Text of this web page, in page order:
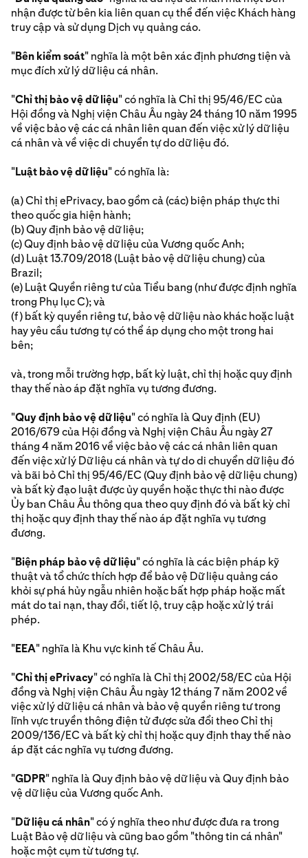
nhận được từ bên kia liên quan cụ thể đến việc Khách hàng
truy cập và sử dụng Dịch vụ quảng cáo.
"Bên kiểm soát" nghĩa là một bên xác định phương tiện và
mục đích xử lý dữ liệu cá nhân.
"Chỉ thị bảo vệ dữ liệu" có nghĩa là Chỉ thị 95/46/EC của
Hội đồng và Nghị viện Châu Âu ngày 24 tháng 10 năm 1995
về việc bảo vệ các cá nhân liên quan đến việc xử lý dữ liệu
cá nhân và về việc di chuyển tự do dữ liệu đó.
"Luật bảo vệ dữ liệu" có nghĩa là:
(a) Chỉ thị ePrivacy, bao gồm cả (các) biện pháp thực thi
theo quốc gia hiện hành;
(b) Quy định bảo vệ dữ liệu;
(c) Quy định bảo vệ dữ liệu của Vương quốc Anh;
(d) Luật 13.709/2018 (Luật bảo vệ dữ liệu chung) của
Brazil;
(e) Luật Quyền riêng tư của Tiểu bang (như được định nghĩa
trong Phụ lục C); và
(f) bất kỳ quyền riêng tư, bảo vệ dữ liệu nào khác hoặc luật
hay yêu cầu tương tự có thể áp dụng cho một trong hai
bên;
và, trong mỗi trường hợp, bất kỳ luật, chỉ thị hoặc quy định
thay thế nào áp đặt nghĩa vụ tương đương.
"Quy định bảo vệ dữ liệu" có nghĩa là Quy định (EU)
2016/679 của Hội đồng và Nghị viện Châu Âu ngày 27
tháng 4 năm 2016 về việc bảo vệ các cá nhân liên quan
đến việc xử lý Dữ liệu cá nhân và tự do di chuyển dữ liệu đó
và bãi bỏ Chỉ thị 95/46/EC (Quy định bảo vệ dữ liệu chung)
và bất kỳ đạo luật được ủy quyền hoặc thực thi nào được
Ủy ban Châu Âu thông qua theo quy định đó và bất kỳ chỉ
thị hoặc quy định thay thế nào áp đặt nghĩa vụ tương
đương.
"Biện pháp bảo vệ dữ liệu" có nghĩa là các biện pháp kỹ
thuật và tổ chức thích hợp để bảo vệ Dữ liệu quảng cáo
khỏi sự phá hủy ngẫu nhiên hoặc bất hợp pháp hoặc mất
mát do tai nạn, thay đổi, tiết lộ, truy cập hoặc xử lý trái
phép.
"EEA" nghĩa là Khu vực kinh tế Châu Âu.
"Chỉ thị ePrivacy" có nghĩa là Chỉ thị 2002/58/EC của Hội
đồng và Nghị viện Châu Âu ngày 12 tháng 7 năm 2002 về
việc xử lý dữ liệu cá nhân và bảo vệ quyền riêng tư trong
lĩnh vực truyền thông điện tử được sửa đổi theo Chỉ thị
2009/136/EC và bất kỳ chỉ thị hoặc quy định thay thế nào
áp đặt các nghĩa vụ tương đương.
"GDPR" nghĩa là Quy định bảo vệ dữ liệu và Quy định bảo
vệ dữ liệu của Vương quốc Anh.
"Dữ liệu cá nhân" có ý nghĩa theo như được đưa ra trong
Luật Bảo vệ dữ liệu và cũng bao gồm "thông tin cá nhân"
hoặc một cụm từ tương tự.